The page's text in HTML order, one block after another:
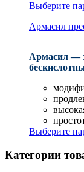
Выберите
Армасил
Армасил —
Выберите
Категории